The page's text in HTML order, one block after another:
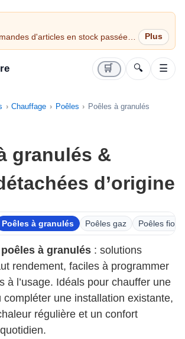
d'articles en stock passées
le jour même (jours
🛒 🔍 ☰
Chauffage Poêles Poêles à granulés
granulés &
d’origine
Poêles à granulés Poêles gaz Poêles fioul
poêles à granulés : solutions
rendement, faciles à programmer
à l’usage. Idéals pour chauffer une
compléter une installation existante,
régulière et un confort